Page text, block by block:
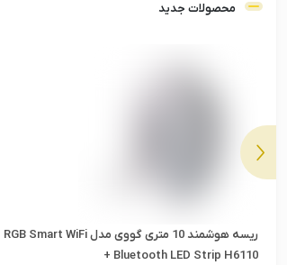
محصولات جدید
کیبورد گیمینگ گراوا استار مدل MERCURY V75 LITE
75% TRANSPARENT BLACK